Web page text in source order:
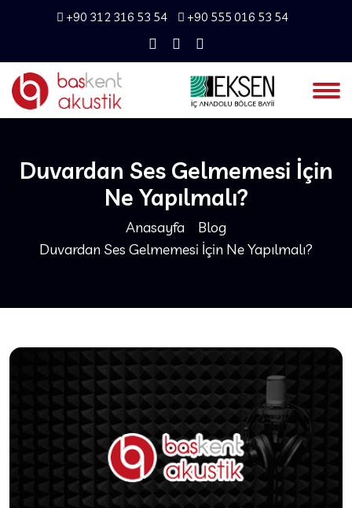
+90 312 316 53 54 +90 555 016 53 54
Duvardan Ses Gelmemesi İçin
Ne Yapılmalı?
Anasayfa
Blog
Duvardan Ses Gelmemesi İçin Ne Yapılmalı?